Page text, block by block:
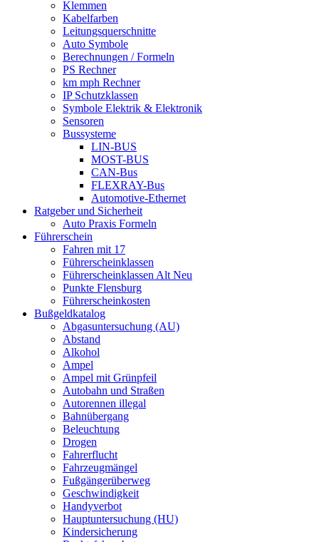
Klemmen
Kabelfarben
Leitungsquerschnitte
Auto Symbole
Berechnungen / Formeln
PS Rechner
km mph Rechner
IP Schutzklassen
Symbole Elektrik & Elektronik
Sensoren
Bussysteme
LIN-BUS
MOST-BUS
CAN-Bus
FLEXRAY-Bus
Automotive-Ethernet
Ratgeber und Sicherheit
Auto Praxis Formeln
Führerschein
Fahren mit 17
Führerscheinklassen
Führerscheinklassen Alt Neu
Punkte Flensburg
Führerscheinkosten
Bußgeldkatalog
Abgasuntersuchung (AU)
Abstand
Alkohol
Ampel
Ampel mit Grünpfeil
Autobahn und Straßen
Autorennen illegal
Bahnübergang
Beleuchtung
Drogen
Fahrerflucht
Fahrzeugmängel
Fußgängerüberweg
Geschwindigkeit
Handyverbot
Hauptuntersuchung (HU)
Kindersicherung